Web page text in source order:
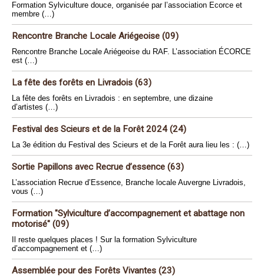
Formation Sylviculture douce, organisée par l’association Ecorce et
membre (…)
Rencontre Branche Locale Ariégeoise (09)
Rencontre Branche Locale Ariégeoise du RAF. L’association ÉCORCE
est (…)
La fête des forêts en Livradois (63)
La fête des forêts en Livradois : en septembre, une dizaine
d’artistes (…)
Festival des Scieurs et de la Forêt 2024 (24)
La 3e édition du Festival des Scieurs et de la Forêt aura lieu les : (…)
Sortie Papillons avec Recrue d’essence (63)
L’association Recrue d’Essence, Branche locale Auvergne Livradois,
vous (…)
Formation "Sylviculture d’accompagnement et abattage non
motorisé" (09)
Il reste quelques places ! Sur la formation Sylviculture
d’accompagnement et (…)
Assemblée pour des Forêts Vivantes (23)